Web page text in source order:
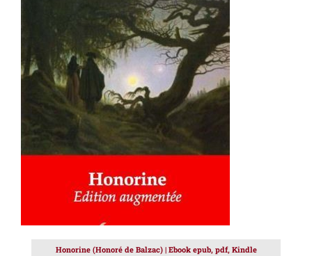
AJOUTER AU PANIER / DÉTAILS
Honorine (Honoré de Balzac) | Ebook epub, pdf, Kindle